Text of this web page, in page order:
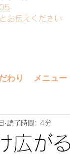
お伝えください
わり メニュ
広が
読了時間: 4分